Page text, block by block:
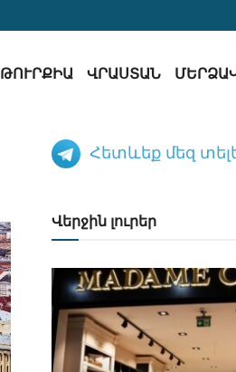
ԹՈՒՐՔԻԱ ՎՐԱՍՏԱՆ
Հետևեք մեզ
Վերջին լուրեր